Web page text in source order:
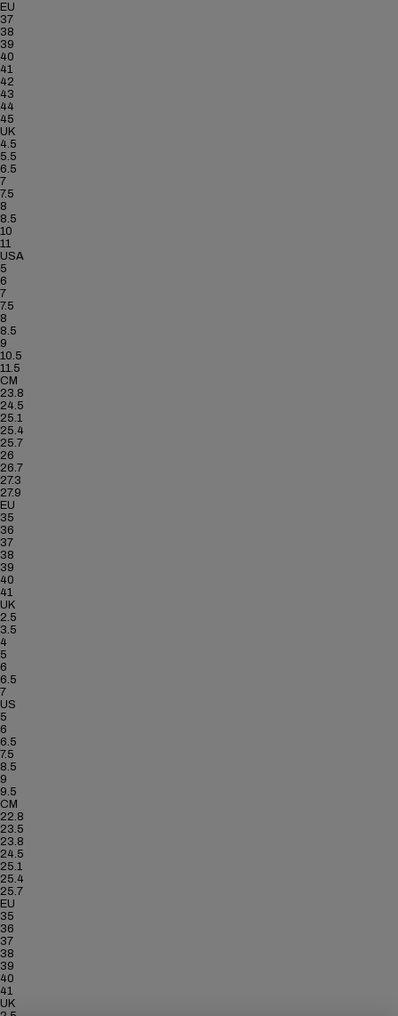
EU
37
38
39
40
41
42
43
44
45
UK
4.5
5.5
6.5
7
7.5
8
8.5
10
11
USA
5
6
7
7.5
8
8.5
9
10.5
11.5
CM
23.8
24.5
25.1
25.4
25.7
26
26.7
27.3
27.9
EU
35
36
37
38
39
40
41
UK
2.5
3.5
4
5
6
6.5
7
US
5
6
6.5
7.5
8.5
9
9.5
CM
22.8
23.5
23.8
24.5
25.1
25.4
25.7
EU
35
36
37
38
39
40
41
UK